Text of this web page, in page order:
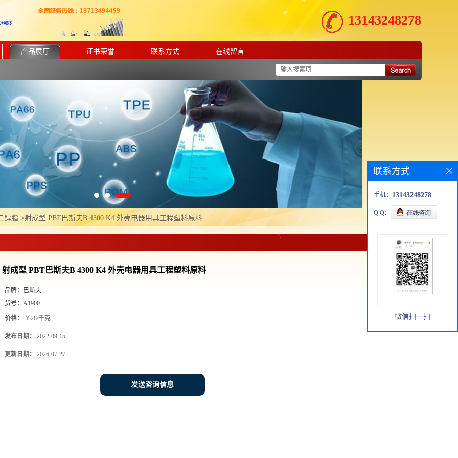
13143248278
产品展厅 证书荣誉 联系方式 在线留言
醇脂 >射成型 PBT巴斯夫B 4300 K4 外壳电器用具工程塑料原料
射成型 PBT巴斯夫B 4300 K4 外壳电器用具工程塑料原料
品牌： 巴斯夫
货号： A1900
价格： ￥28/千克
发布日期： 2022-09-15
更新日期： 2026-07-27
发送咨询信息
联系方式
手机： 13143248278
Q Q：
微信扫一扫